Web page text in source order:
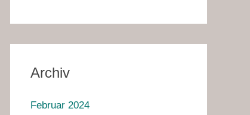
Archiv
Februar 2024